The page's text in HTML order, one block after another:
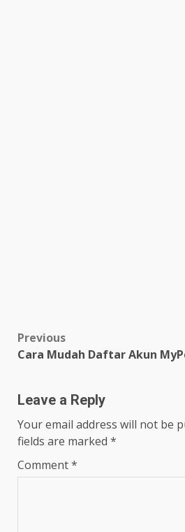
Post
Previous
Cara Mudah Daftar Akun
Leave a Reply
Your email address will not be
fields are marked *
Comment*